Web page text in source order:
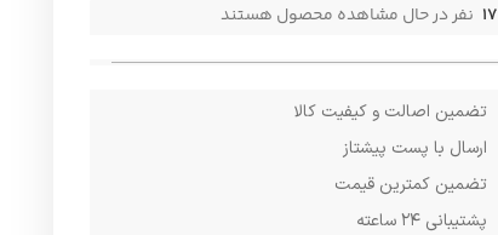
17 نفر در حال مشاهده محصول هستند
تضمین اصالت و کیفیت کالا
ارسال با پست پیشتاز
تضمین کمترین قیمت
پشتیبانی ۲۴ ساعته